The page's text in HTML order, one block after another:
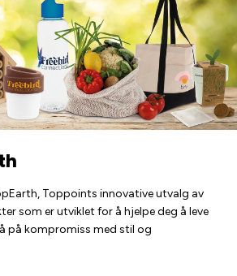
Toppoints innovative utvalg av
som er utviklet for å hjelpe deg å leve
på kompromiss med stil og